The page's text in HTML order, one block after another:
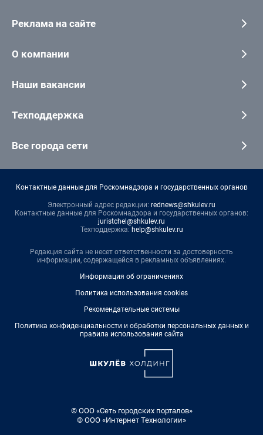
Реклама на сайте
О компании
Наши вакансии
Техподдержка
Все города сети
Контактные данные для Роскомнадзора и государственных органов
Электронный адрес редакции: rednews@shkulev.ru
Контактные данные для Роскомнадзора и государственных органов:
juristchel@shkulev.ru
Техподдержка: help@shkulev.ru
Редакция сайта не несет ответственности за достоверность
информации, содержащейся в рекламных объявлениях.
Информация об ограничениях
Политика использования cookies
Рекомендательные системы
Политика конфиденциальности и обработки персональных данных и
правила использования сайта
© ООО «Сеть городских порталов»
© ООО «Интернет Технологии»